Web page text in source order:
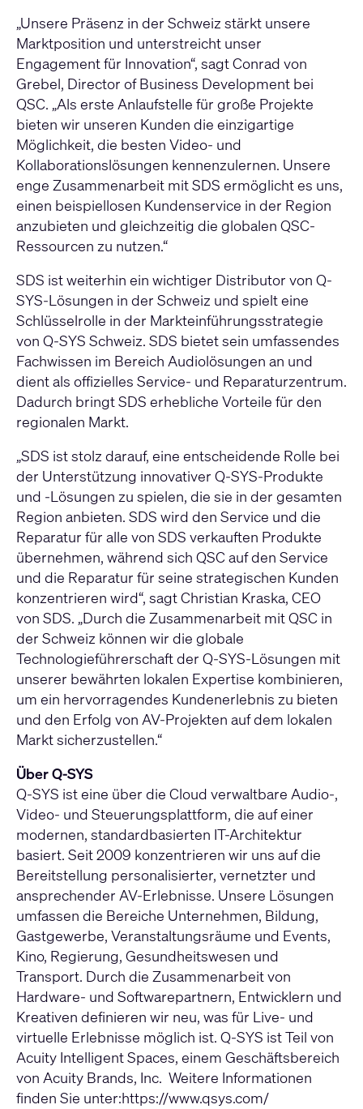
„Unsere Präsenz in der Schweiz stärkt unsere
Marktposition und unterstreicht unser
Engagement für Innovation“, sagt Conrad von
Grebel, Director of Business Development bei
QSC. „Als erste Anlaufstelle für große Projekte
bieten wir unseren Kunden die einzigartige
Möglichkeit, die besten Video- und
Kollaborationslösungen kennenzulernen. Unsere
enge Zusammenarbeit mit SDS ermöglicht es uns,
einen beispiellosen Kundenservice in der Region
anzubieten und gleichzeitig die globalen QSC-
Ressourcen zu nutzen.“
SDS ist weiterhin ein wichtiger Distributor von Q-
SYS-Lösungen in der Schweiz und spielt eine
Schlüsselrolle in der Markteinführungsstrategie
von Q-SYS Schweiz. SDS bietet sein umfassendes
Fachwissen im Bereich Audiolösungen an und
dient als offizielles Service- und Reparaturzentrum.
Dadurch bringt SDS erhebliche Vorteile für den
regionalen Markt.
„SDS ist stolz darauf, eine entscheidende Rolle bei
der Unterstützung innovativer Q-SYS-Produkte
und -Lösungen zu spielen, die sie in der gesamten
Region anbieten. SDS wird den Service und die
Reparatur für alle von SDS verkauften Produkte
übernehmen, während sich QSC auf den Service
und die Reparatur für seine strategischen Kunden
konzentrieren wird“, sagt Christian Kraska, CEO
von SDS. „Durch die Zusammenarbeit mit QSC in
der Schweiz können wir die globale
Technologieführerschaft der Q-SYS-Lösungen mit
unserer bewährten lokalen Expertise kombinieren,
um ein hervorragendes Kundenerlebnis zu bieten
und den Erfolg von AV-Projekten auf dem lokalen
Markt sicherzustellen.“
Über Q-SYS
Q-SYS ist eine über die Cloud verwaltbare Audio-,
Video- und Steuerungsplattform, die auf einer
modernen, standardbasierten IT-Architektur
basiert. Seit 2009 konzentrieren wir uns auf die
Bereitstellung personalisierter, vernetzter und
ansprechender AV-Erlebnisse. Unsere Lösungen
umfassen die Bereiche Unternehmen, Bildung,
Gastgewerbe, Veranstaltungsräume und Events,
Kino, Regierung, Gesundheitswesen und
Transport. Durch die Zusammenarbeit von
Hardware- und Softwarepartnern, Entwicklern und
Kreativen definieren wir neu, was für Live- und
virtuelle Erlebnisse möglich ist. Q-SYS ist Teil von
Acuity Intelligent Spaces, einem Geschäftsbereich
von Acuity Brands, Inc. Weitere Informationen
finden Sie unter:https://www.qsys.com/